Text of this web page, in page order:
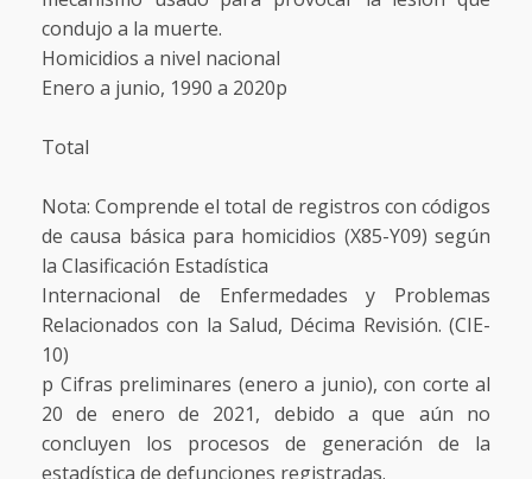
condujo a la muerte.
Homicidios a nivel nacional
Enero a junio, 1990 a 2020p
Total
Nota: Comprende el total de registros con códigos
de causa básica para homicidios (X85-Y09) según
la Clasificación Estadística
Internacional de Enfermedades y Problemas
Relacionados con la Salud, Décima Revisión. (CIE-
10)
p Cifras preliminares (enero a junio), con corte al
20 de enero de 2021, debido a que aún no
concluyen los procesos de generación de la
estadística de defunciones registradas.